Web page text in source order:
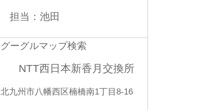
担当：池田
グーグルマップ検索
NTT西日本新香月交換所
北九州市八幡西区楠橋南1丁目8-16